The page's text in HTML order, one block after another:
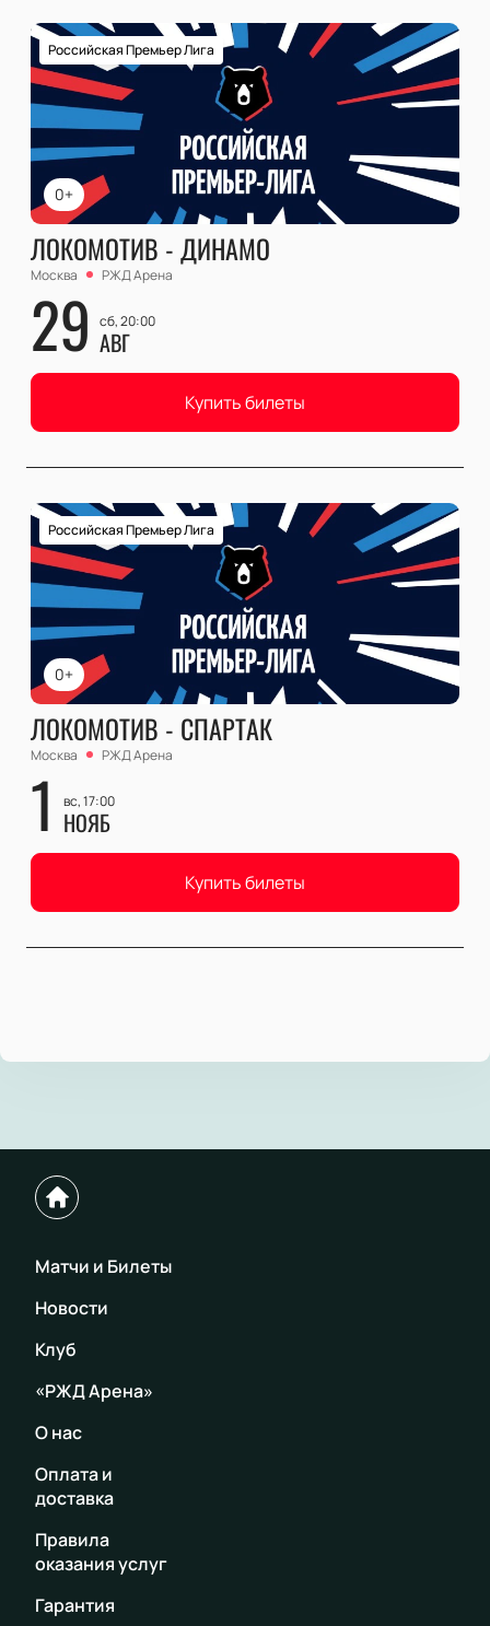
0+
Российская Премьер Лига
ЛОКОМОТИВ - ДИНАМО
Москва РЖД Арена
29 сб, 20:00
АВГ
Купить билеты
0+
Российская Премьер Лига
ЛОКОМОТИВ - СПАРТАК
Москва РЖД Арена
1 вс, 17:00
НОЯБ
Купить билеты
Матчи и Билеты
Новости
Клуб
«РЖД Арена»
О нас
Оплата и
доставка
Правила
оказания услуг
Гарантия